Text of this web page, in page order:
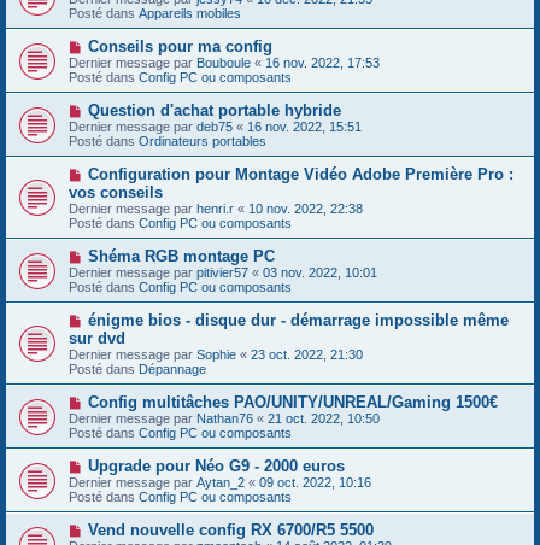
a
g
e
m
e
s
s
a
g
e
u
v
a
u
m
e
s
s
a
g
e
Posté dans Appareils mobiles
N
o
u
v
a
u
m
e
s
s
a
g
e
Conseils pour ma config
Dernier message par Bouboule « 16 nov. 2022, 17:53
Posté dans Config PC ou composants
N
o
u
v
a
u
m
e
s
s
a
g
e
Question d'achat portable hybride
Dernier message par deb75 « 16 nov. 2022, 15:51
Posté dans Ordinateurs portables
N
u
v
e
a
u
m
e
s
s
a
g
e
Configuration pour Montage Vidéo Adobe Première Pro :
vos conseils
Dernier message par henri.r « 10 nov. 2022, 22:38
Posté dans Config PC ou composants
N
o
u
v
a
u
m
e
s
s
g
e
Shéma RGB montage PC
Dernier message par pitivier57 « 03 nov. 2022, 10:01
Posté dans Config PC ou composants
N
u
v
e
a
u
m
e
s
s
g
e
énigme bios - disque dur - démarrage impossible même
sur dvd
Dernier message par Sophie « 23 oct. 2022, 21:30
Posté dans Dépannage
N
o
u
v
e
a
u
m
e
s
Config multitâches PAO/UNITY/UNREAL/Gaming 1500€
Dernier message par Nathan76 « 21 oct. 2022, 10:50
Posté dans Config PC ou composants
N
o
u
v
e
Upgrade pour Néo G9 - 2000 euros
Dernier message par Aytan_2 « 09 oct. 2022, 10:16
Posté dans Config PC ou composants
N
o
Vend nouvelle config RX 6700/R5 5500